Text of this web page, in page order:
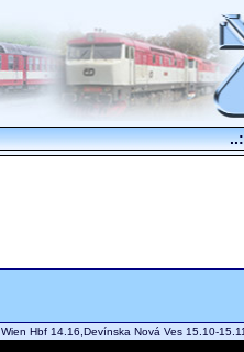
Wien Hbf 14.16,Devínska Nová Ves 15.10-